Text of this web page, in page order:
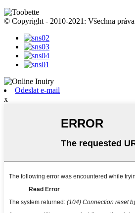
© Copyright - 2010-2021: Všechna
Odeslat e-mail
x